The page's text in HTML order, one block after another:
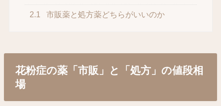
2.1 市販薬と処方薬どちらがいいのか
花粉症の薬「市販」と「処方」の値段相
場